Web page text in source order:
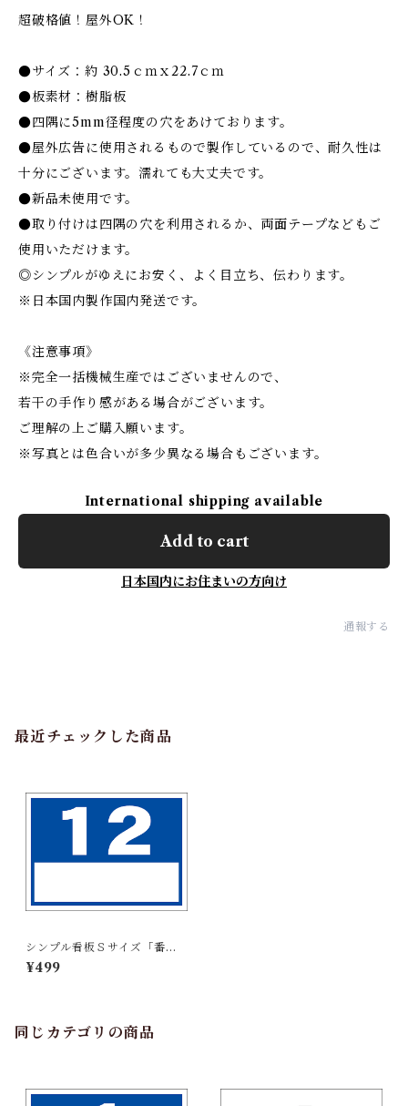
超破格値！屋外OK！
●サイズ：約 30.5ｃｍｘ22.7ｃｍ
●板素材：樹脂板
●四隅に5mm径程度の穴をあけております。
●屋外広告に使用されるもので製作しているので、耐久性は
十分にございます。濡れても大丈夫です。
●新品未使用です。
●取り付けは四隅の穴を利用されるか、両面テープなどもご
使用いただけます。
◎シンプルがゆえにお安く、よく目立ち、伝わります。
※日本国内製作国内発送です。
《注意事項》
※完全一括機械生産ではございませんので、
若干の手作り感がある場合がございます。
ご理解の上ご購入願います。
※写真とは色合いが多少異なる場合もございます。
International shipping available
Add to cart
日本国内にお住まいの方向け
通報する
最近チェックした商品
シンプル看板Ｓサイズ「番号
票12（白窓付）」【番号数
字】屋外可
¥499
同じカテゴリの商品